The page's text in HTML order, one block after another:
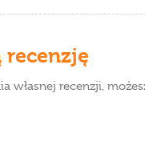
recenzję
własnej recenzji,